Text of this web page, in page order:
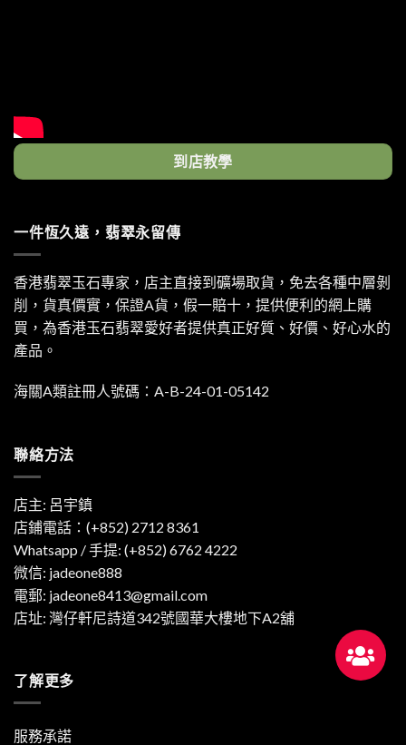
到店教學
一件恆久遠，翡翠永留傳
香港翡翠玉石專家，店主直接到礦場取貨，免去各種中層剝
削，貨真價實，保證A貨，假一賠十，提供便利的網上購
買，為香港玉石翡翠愛好者提供真正好質、好價、好心水的
產品。
海關A類註冊人號碼：A-B-24-01-05142
聯絡方法
店主: 呂宇鎮
店鋪電話：(+852) 2712 8361
Whatsapp / 手提: (+852) 6762 4222
微信: jadeone888
電郵: jadeone8413@gmail.com
店址: 灣仔軒尼詩道342號國華大樓地下A2舖
了解更多
服務承諾